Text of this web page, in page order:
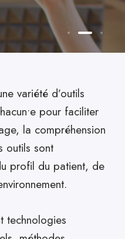
variété d’outils
pour faciliter
la compréhension
outils sont
profil du patient, de
technologies